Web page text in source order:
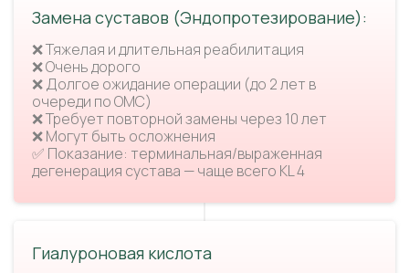
Замена суставов (Эндопротезирование):
❌ Тяжелая и длительная реабилитация
❌ Очень дорого
❌ Долгое ожидание операции (до 2 лет в
очереди по ОМС)
❌ Требует повторной замены через 10 лет
❌ Могут быть осложнения
✅ Показание: терминальная/выраженная
дегенерация сустава — чаще всего KL 4
Гиалуроновая кислота